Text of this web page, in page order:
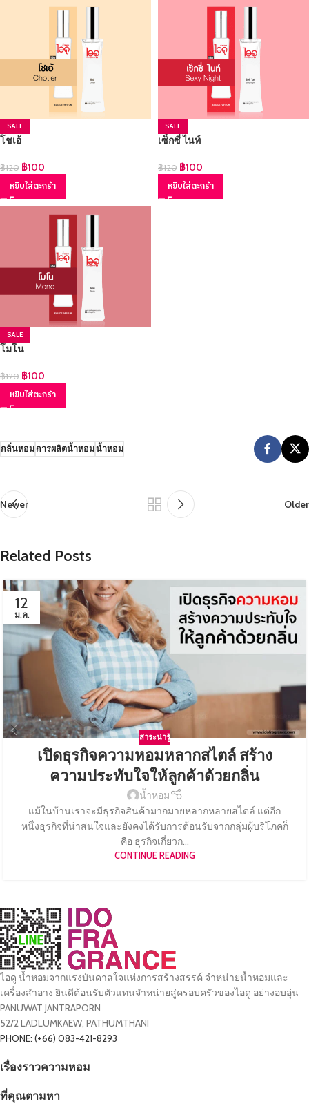
SALE
โชเอ้
฿120 ฿100
หยิบใส่ตะกร้า
SALE
เซ็กซี่ ไนท์
฿120 ฿100
หยิบใส่ตะกร้า
SALE
โมโน
฿120 ฿100
หยิบใส่ตะกร้า
กลิ่นหอมการผลิตน้ำหอมน้ำหอม
Newer Older
Related Posts
12
ม.ค.
สาระน่ารู้
เปิดธุรกิจความหอมหลากสไตล์ สร้าง
ความประทับใจให้ลูกค้าด้วยกลิ่น
น้ำหอม
แม้ในบ้านเราจะมีธุรกิจสินค้ามากมายหลากหลายสไตล์ แต่อีก
หนึ่งธุรกิจที่น่าสนใจและยังคงได้รับการต้อนรับจากกลุ่มผู้บริโภคก็
คือ ธุรกิจเกี่ยวก...
CONTINUE READING
ไอดู น้ำหอมจากแรงบันดาลใจแห่งการสร้างสรรค์ จำหน่ายน้ำหอมและ
เครื่องสำอาง ยินดีต้อนรับตัวแทนจำหน่ายสู่ครอบครัวของไอดู อย่างอบอุ่น
PANUWAT JANTRAPORN
52/2 LADLUMKAEW, PATHUMTHANI
PHONE: (+66) 083-421-8293
เรื่องราวความหอม
ที่คุณตามหา